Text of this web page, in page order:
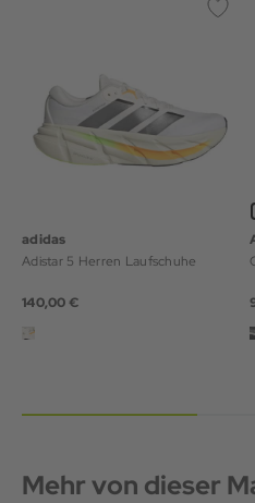
adidas
Adistar 5 Herren Laufschuhe
140,00 €
Mehr von dieser